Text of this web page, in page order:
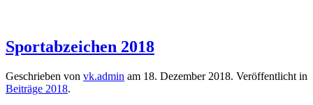
Sportabzeichen 2018
Geschrieben von vk.admin am 18. Dezember 2018. Veröffentlicht in
Beiträge 2018.